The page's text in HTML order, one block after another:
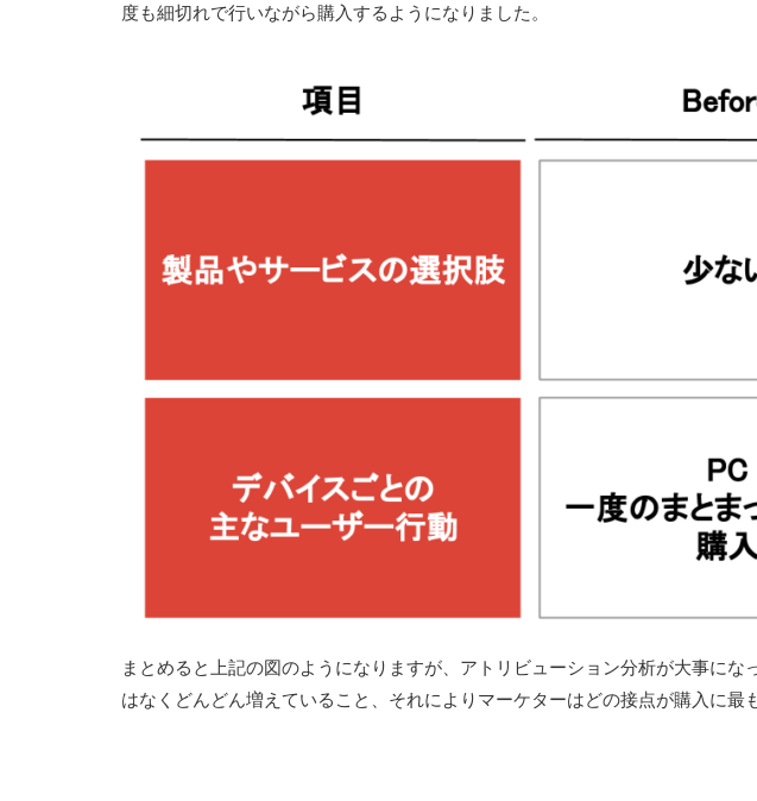
度も細切れで行いながら購入するようになりました。
まとめると上記の図のようになりますが、アトリビューション分析が大事に
はなくどんどん増えていること、それによりマーケターはどの接点が購入に最